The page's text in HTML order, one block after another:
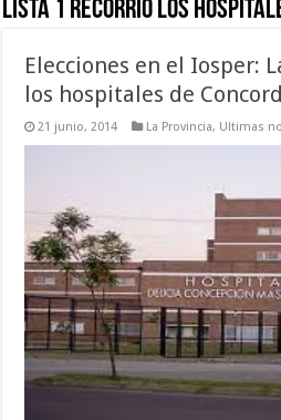
lista 1 recorrió los
Elecciones en el Iosper:
los hospitales de
21 junio, 2014 La Provincia, Ultimas